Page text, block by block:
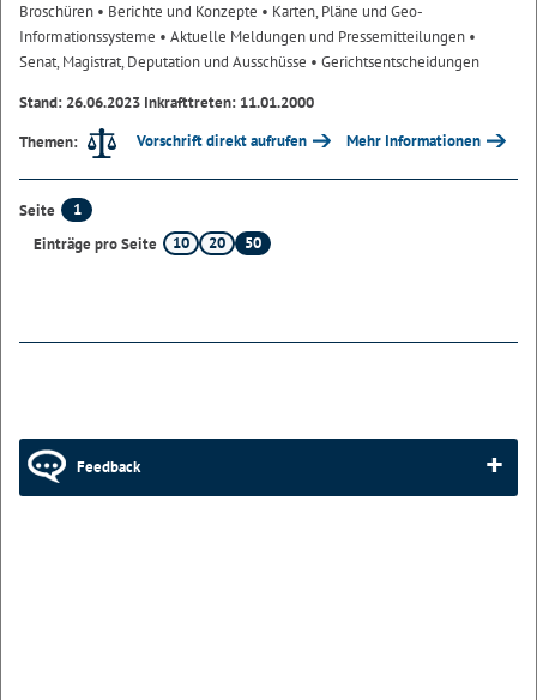
Broschüren • Berichte und Konzepte • Karten, Pläne und Geo-
Informationssysteme • Aktuelle Meldungen und Pressemitteilungen •
Senat, Magistrat, Deputation und Ausschüsse • Gerichtsentscheidungen
Stand: 26.06.2023 Inkrafttreten: 11.01.2000
Themen:
Vorschrift direkt aufrufen Mehr Informationen
Seite
1
Einträge pro Seite
10 20 50
Feedback